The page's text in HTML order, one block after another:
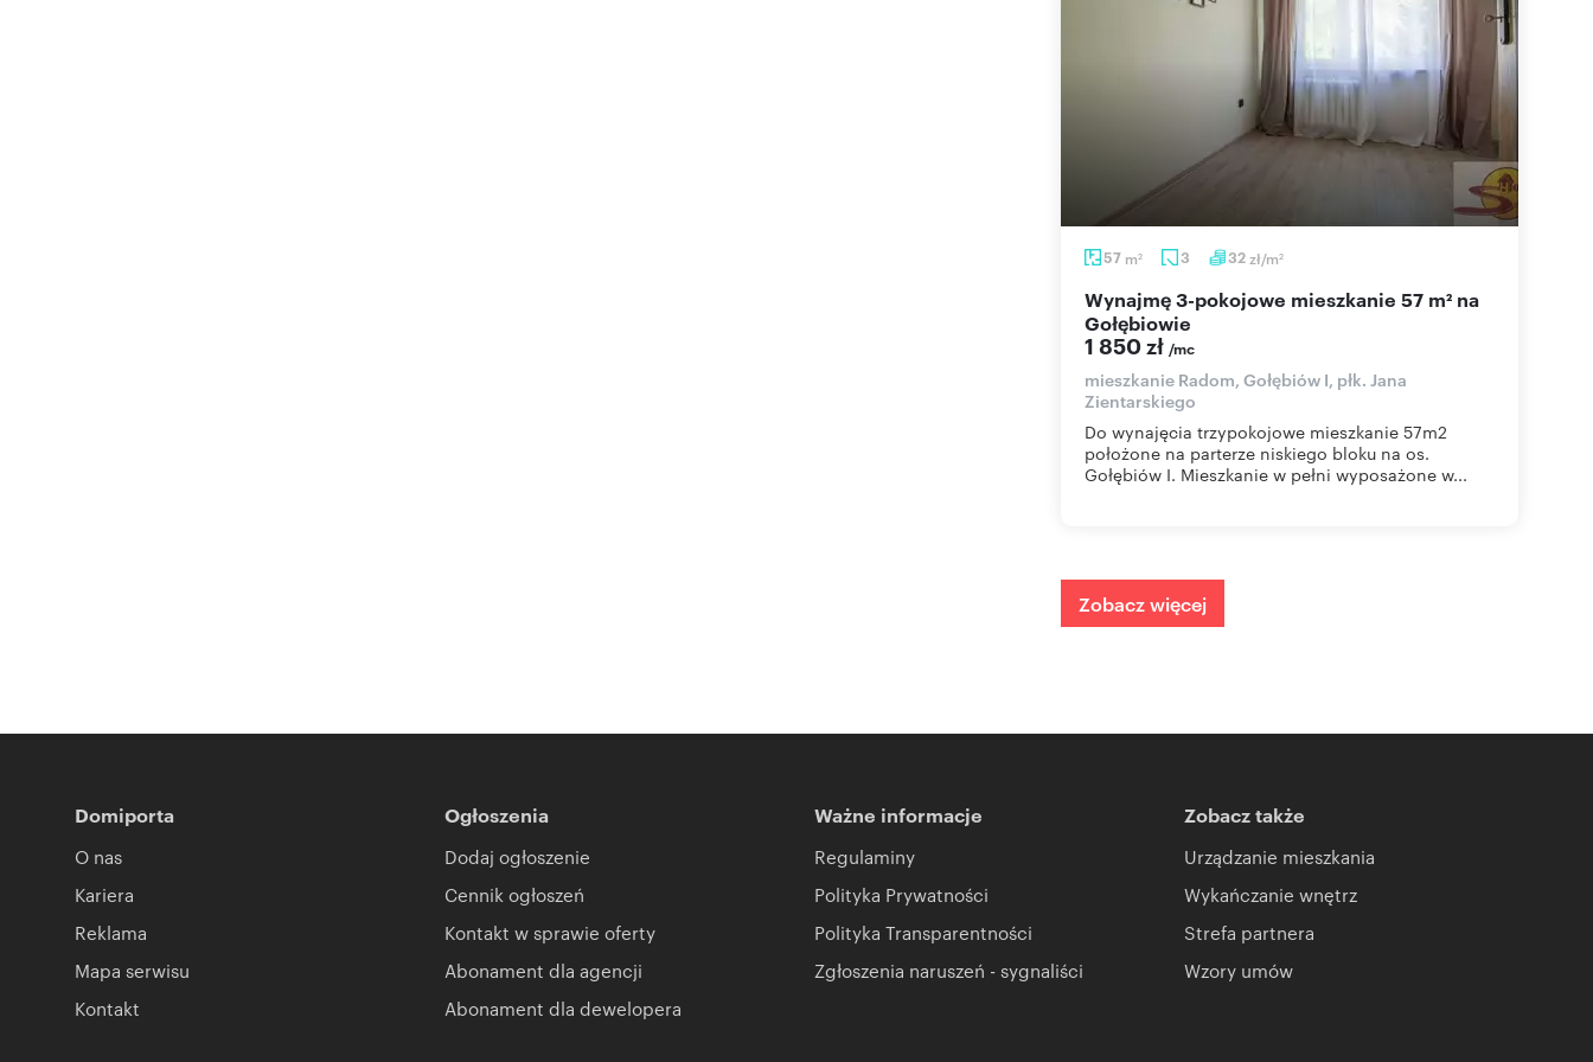
57 m2 3 32zł/m2
Wynajmę 3-pokojowe mieszkanie 57 m² na
Gołębiowie
1 850 zł /mc
mieszkanie Radom, Gołębiów I, płk. Jana
Zientarskiego
Do wynajęcia trzypokojowe mieszkanie 57m2
położone na parterze niskiego bloku na os.
Gołębiów I. Mieszkanie w pełni wyposażone w...
Zobacz więcej
Domiporta
O nas
Kariera
Reklama
Mapa serwisu
Kontakt
Ogłoszenia
Dodaj ogłoszenie
Cennik ogłoszeń
Kontakt w sprawie oferty
Abonament dla agencji
Abonament dla dewelopera
Ważne informacje
Regulaminy
Polityka Prywatności
Polityka Transparentności
Zgłoszenia naruszeń - sygnaliści
Zobacz także
Urządzanie mieszkania
Wykańczanie wnętrz
Strefa partnera
Wzory umów